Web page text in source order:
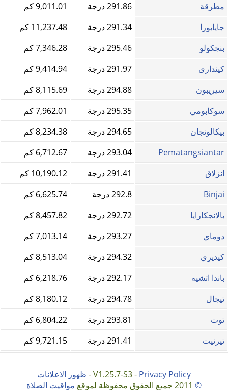
مطرقة
291.86 درجة
9,011.01 كم
جايابورا
291.34 درجة
11,237.48 كم
بنجكولو
295.46 درجة
7,346.28 كم
كيندارى
291.97 درجة
9,414.94 كم
سيريبون
294.88 درجة
8,115.69 كم
سوكابومي
295.35 درجة
7,962.01 كم
بيكالونجان
294.65 درجة
8,234.38 كم
Pematangsiantar
293.04 درجة
6,712.67 كم
انزلاق
291.41 درجة
10,190.12 كم
Binjai
292.8 درجة
6,625.74 كم
بالانجكارايا
292.72 درجة
8,457.82 كم
دوماي
293.27 درجة
7,013.14 كم
كيديري
294.32 درجة
8,513.04 كم
باندا اتشيه
292.17 درجة
6,218.76 كم
تيجال
294.78 درجة
8,180.12 كم
توت
293.81 درجة
6,804.22 كم
تيرنيت
291.41 درجة 9,721.15 كم
V1.25.7-S3 - Privacy Policy
- ظهور الاعلانات
©
مواقيت الصلاة